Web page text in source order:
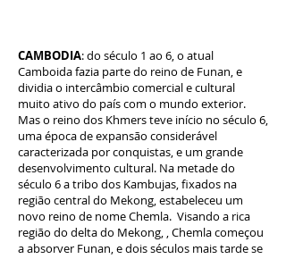
CAMBODIA: do século 1 ao 6, o atual
Camboida fazia parte do reino de Funan, e
dividia o intercâmbio comercial e cultural
muito ativo do país com o mundo exterior.
Mas o reino dos Khmers teve início no século 6,
uma época de expansão considerável
caracterizada por conquistas, e um grande
desenvolvimento cultural. Na metade do
século 6 a tribo dos Kambujas, fixados na
região central do Mekong, estabeleceu um
novo reino de nome Chemla. Visando a rica
região do delta do Mekong, , Chemla começou
a absorver Funan, e dois séculos mais tarde se